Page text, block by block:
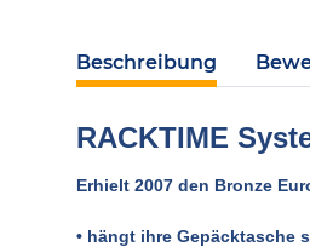
Beschreibung
RACKTIME
Erhielt 2007 den Bronze
• hängt ihre Gepäcktasche